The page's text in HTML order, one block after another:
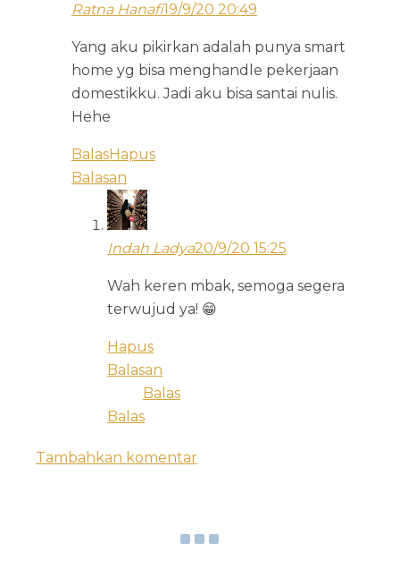
Ratna Hanafi19/9/20 20:49
Yang aku pikirkan adalah punya smart
home yg bisa menghandle pekerjaan
domestikku. Jadi aku bisa santai nulis.
Hehe
BalasHapus
Balasan
Indah Ladya20/9/20 15:25
Wah keren mbak, semoga segera
terwujud ya! 😁
Hapus
Balasan
Balas
Balas
Tambahkan komentar